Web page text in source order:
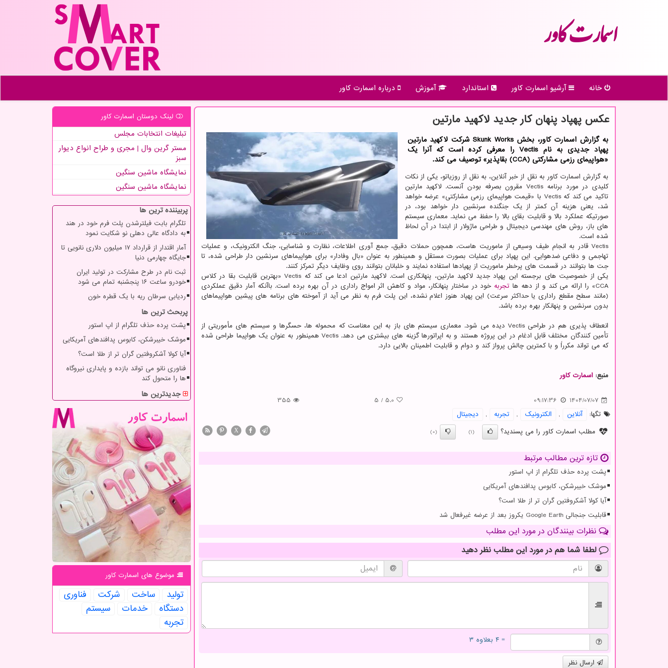
اسمارت كاور
خانه آرشیو اسمارت كاور استاندارد آموزش درباره اسمارت كاور
عکس پهپاد پنهان کار جدید لاکهید مارتین
به گزارش اسمارت کاور، بخش Skunk Works شرکت لاکهید مارتین
پهپاد جدیدی به نام Vectis را معرفی کرده است که آنرا یک
«هواپیمای رزمی مشارکتی (CCA) بقاپذیر» توصیف می کند.
به گزارش اسمارت کاور به نقل از خبر آنلاین، به نقل از روزیاتو، یکی از نکات
کلیدی در مورد برنامه Vectis مقرون بصرفه بودن آنست. لاکهید مارتین
تاکید می کند که Vectis با «قیمت هواپیمای رزمی مشارکتی» عرضه خواهد
شد، یعنی هزینه آن کمتر از یک جنگنده سرنشین دار خواهد بود، در
صورتیکه عملکرد بالا و قابلیت بقای بالا را حفظ می نماید. معماری سیستم
های باز، روش های مهندسی دیجیتال و طراحی ماژولار از ابتدا در آن لحاظ
شده است.
Vectis قادر به انجام طیف وسیعی از ماموریت هاست، همچون حملات دقیق، جمع آوری اطلاعات، نظارت و شناسایی، جنگ الکترونیک، و عملیات
تهاجمی و دفاعی ضدهوایی. این پهپاد برای عملیات بصورت مستقل و همینطور به عنوان «بال وفادار» برای هواپیماهای سرنشین دار طراحی شده، تا
جت ها بتوانند در قسمت های پرخطر ماموریت از پهپادها استفاده نمایند و خلبانان بتوانند روی وظایف دیگر تمرکز کنند.
یکی از خصوصیت های برجسته این پهپاد جدید لاکهید مارتین، پنهانکاری است. لاکهید مارتین ادعا می کند که Vectis «بهترین قابلیت بقا در کلاس
CCA» را ارائه می کند و از دهه ها
تجربه خود در ساختار پنهانکار، مواد و کاهش اثر امواج راداری در آن بهره برده است. باآنکه آمار دقیق عملکردی
(مانند سطح مقطع راداری یا حداکثر سرعت) این پهپاد هنوز اعلام نشده، این پلت فرم به نظر می آید از آموخته های برنامه های پیشین هواپیماهای
بدون سرنشین و پنهانکار بهره برده باشد.
انعطاف پذیری هم در طراحی Vectis دیده می شود. معماری سیستم های باز به این معناست که محموله ها، حسگرها و سیستم های مأموریتی از
تأمین کنندگان مختلف قابل ادغام در این پروژه هستند و به اپراتورها گزینه های بیشتری می دهد. Vectis همینطور به عنوان یک هواپیما طراحی شده
که می تواند مکرراً و با کمترین چالش پرواز کند و دوام و قابلیت اطمینان بالایی دارد.
منبع: اسمارت كاور
1404/07/07
09:17:36
5.0
/
5
355
تگها:
آنلاین , الكترونیك , تجربه ,
دیجیتال
مطلب اسمارت کاور را می پسندید؟
(1)
(0)
X
تازه ترین مطالب مرتبط
پشت پرده حذف تلگرام از اپ استور
موشک خیبرشکن، کابوس پدافندهای آمریکایی
آیا کولا آشکروفتین گران تر از طلا است؟
قابلیت جنجالی Google Earth یکروز بعد از عرضه غیرفعال شد
نظرات بینندگان در مورد این مطلب
لطفا شما هم در مورد این مطلب نظر دهید
= ۴ بعلاوه ۳
ارسال نظر
لینک دوستان اسمارت كاور
تبلیغات انتخابات مجلس
مستر گرین وال | مجری و طراح انواع دیوار
سبز
نمایشگاه ماشین سنگین
نمایشگاه ماشین سنگین
پربیننده ترین ها
تلگرام بابت فیلترشدن پلت فرم خود در هند
به دادگاه عالی دهلی نو شکایت نمود
آمار اقتدار از قرارداد ۱۷ میلیون دلاری نانویی تا
جایگاه چهارمی دنیا
ثبت نام در طرح مشارکت در تولید ایران
خودرو ساعت ۱۶ پنجشنبه تمام می شود
ردیابی سرطان ریه با یک قطره خون
پربحث ترین ها
پشت پرده حذف تلگرام از اپ استور
موشک خیبرشکن، کابوس پدافندهای آمریکایی
آیا کولا آشکروفتین گران تر از طلا است؟
فناوری نانو می تواند بازده و پایداری نیروگاه
ها را متحول کند
جدیدترین ها
موضوع های اسمارت كاور
تولید ساخت شركت
فناوری
دستگاه
خدمات
سیستم
تجربه